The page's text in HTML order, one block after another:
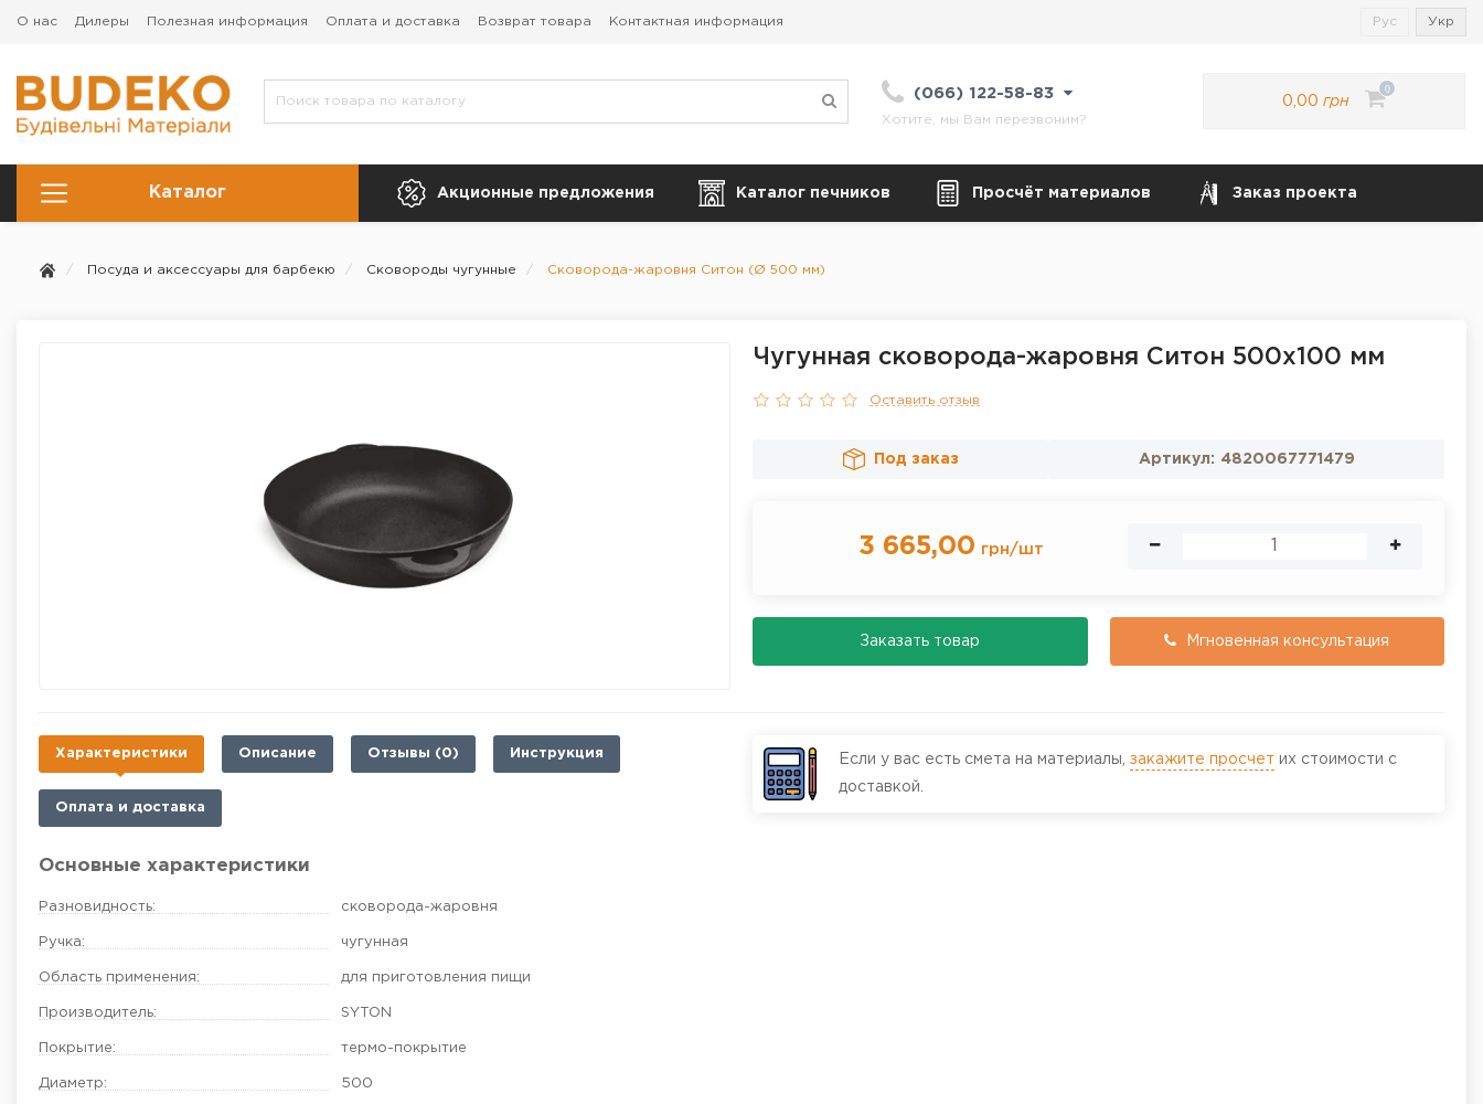
О нас Дилеры Полезная информация Оплата и доставка Возврат товара Контактная информация Рус Укр
(066) 122-58-83
Хотите, мы Вам перезвоним?
0,00 грн
0
Каталог Акционные предложения Каталог печников Просчёт материалов Заказ проекта
Посуда и аксессуары для барбекю Сковороды чугунные Сковорода-жаровня Ситон (Ø 500 мм)
Чугунная сковорода-жаровня Ситон 500х100 мм
Оставить отзыв
Под заказ Артикул: 4820067771479
3 665,00 грн/шт
Заказать товар Мгновенная консультация
Характеристики Описание Отзывы (0) Инструкция
Оплата и доставка
Основные характеристики
Разновидность: сковорода-жаровня
Ручка: чугунная
Область применения: для приготовления пищи
Производитель: SYTON
Покрытие: термо-покрытие
Диаметр: 500
Если у вас есть смета на материалы, закажите просчет их стоимости с
доставкой.